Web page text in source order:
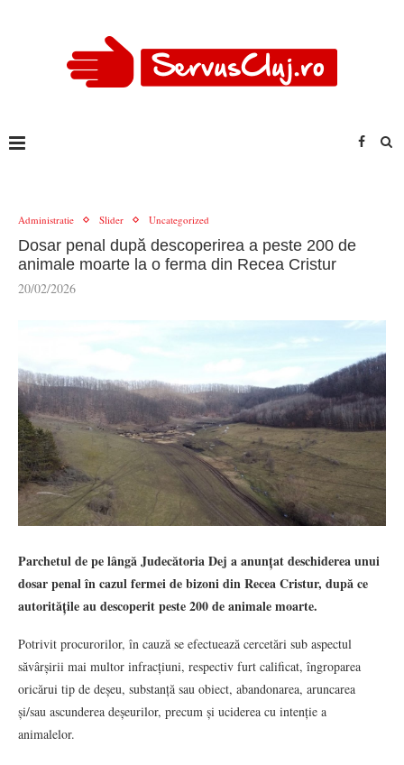
Administratie Slider Uncategorized
Dosar penal după descoperirea a peste 200 de
animale moarte la o ferma din Recea Cristur
20/02/2026
Parchetul de pe lângă Judecătoria Dej a anunțat deschiderea unui
dosar penal în cazul fermei de bizoni din Recea Cristur, după ce
autoritățile au descoperit peste 200 de animale moarte.
Potrivit procurorilor, în cauză se efectuează cercetări sub aspectul
săvârșirii mai multor infracțiuni, respectiv furt calificat, îngroparea
oricărui tip de deșeu, substanță sau obiect, abandonarea, aruncarea
și/sau ascunderea deșeurilor, precum și uciderea cu intenție a
animalelor.